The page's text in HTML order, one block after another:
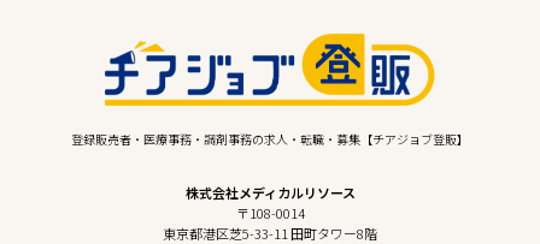
登録販売者・医療事務・調剤事務の求人・転職・募集【チアジョブ登販】
株式会社メディカルリソース
〒108-0014
東京都港区芝5-33-11 田町タワー8階